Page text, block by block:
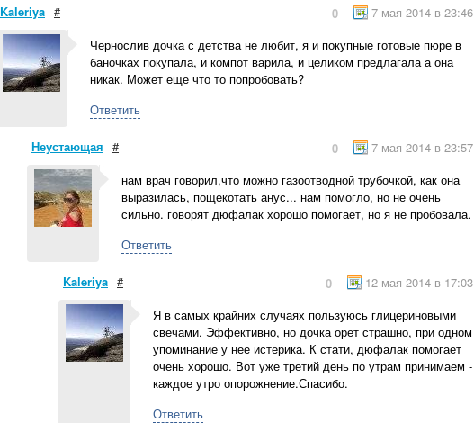
Kaleriya # 7 мая 2014 в 23:46
0
Чернослив дочка с детства не любит, я и покупные готовые пюре в
баночках покупала, и компот варила, и целиком предлагала а она
никак. Может еще что то попробовать?
Ответить
Неустающая # 7 мая 2014 в 23:57
0
нам врач говорил,что можно газоотводной трубочкой, как она
выразилась, пощекотать анус... нам помогло, но не очень
сильно. говорят дюфалак хорошо помогает, но я не пробовала.
Ответить
Kaleriya # 12 мая 2014 в 17:03
0
Я в самых крайних случаях пользуюсь глицериновыми
свечами. Эффективно, но дочка орет страшно, при одном
упоминание у нее истерика. К стати, дюфалак помогает
очень хорошо. Вот уже третий день по утрам принимаем -
каждое утро опорожнение.Спасибо.
Ответить